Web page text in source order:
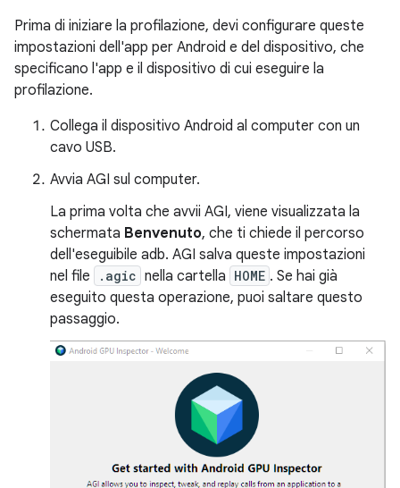
Prima di iniziare la profilazione, devi configurare queste
impostazioni dell'app per Android e del dispositivo, che
specificano l'app e il dispositivo di cui eseguire la
profilazione.
Collega il dispositivo Android al computer con un
cavo USB.
Avvia AGI sul computer.
La prima volta che avvii AGI, viene visualizzata la
schermata Benvenuto, che ti chiede il percorso
dell'eseguibile adb. AGI salva queste impostazioni
nel file
.agic nella cartella HOME . Se hai già
eseguito questa operazione, puoi saltare questo
passaggio.